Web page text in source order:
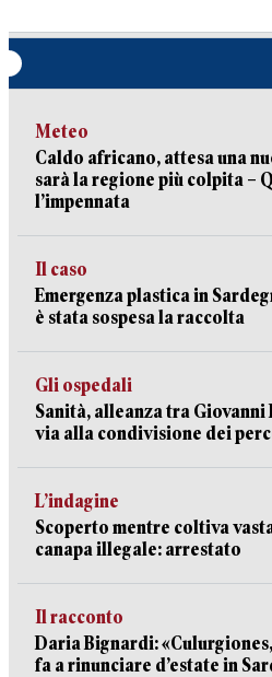
Meteo
Caldo africano, attesa una
sarà la regione più colpita –
l’impennata
Il caso
Emergenza plastica in
è stata sospesa la raccolta
Gli ospedali
Sanità, alleanza tra
via alla condivisione dei
L’indagine
Scoperto mentre coltiva
canapa illegale: arrestato
Il racconto
Daria Bignardi:
fa a rinunciare d’estate in